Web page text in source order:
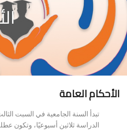
الأحكام العامة
تبدأ السنة الجامعية في السبت
الدراسة ثلاثين أسبوعيًا، وتكون